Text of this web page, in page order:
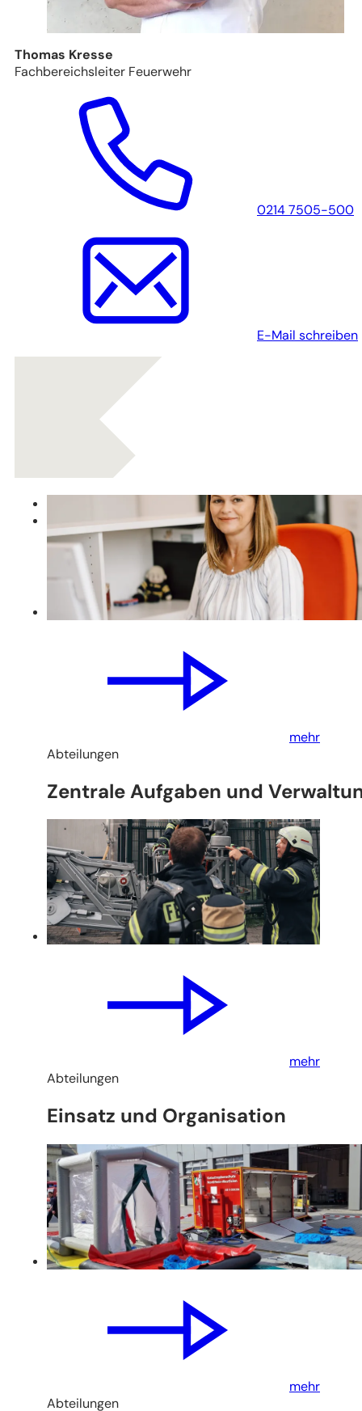
Thomas Kresse
Fachbereichsleiter Feuerwehr
0214 7505-500
E-Mail schreiben
mehr
Abteilungen
Zentrale Aufgaben und
mehr
Abteilungen
Einsatz und Organisation
mehr
Abteilungen